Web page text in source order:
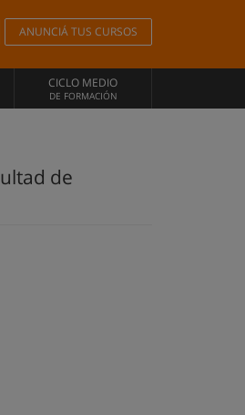
ANUNCIÁ TUS CURSOS
CICLO MEDIO
DE FORMACIÓN
de